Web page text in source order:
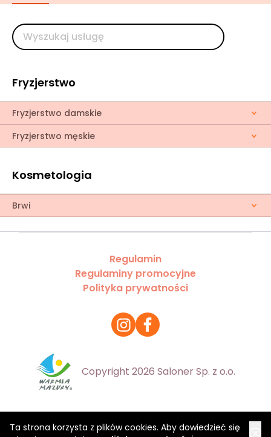
Ta strona korzysta z plików cookies. Aby dowiedzieć się
Fryzjerstwo
Fryzjerstwo damskie
Fryzjerstwo męskie
Kosmetologia
Brwi
Regulamin
Regulaminy promocyjne
Polityka prywatności
Copyright 2026 Saloner Sp. z o.o.